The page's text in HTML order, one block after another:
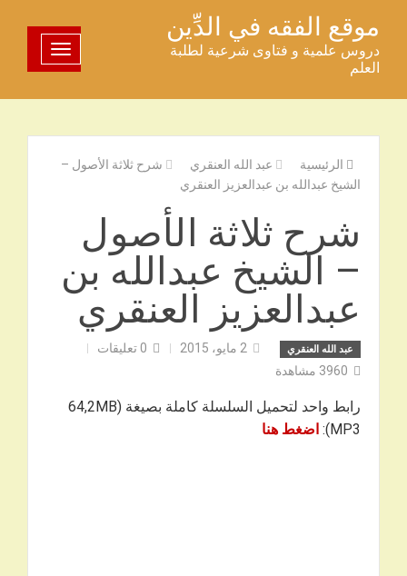
المحتوى
موقع الفقه في الدِّين
دروس علمية و فتاوى شرعية لطلبة
العلم
تبديل
الرئيسية عبد الله العنقري
شرح ثلاثة الأصول –
الشيخ عبدالله بن عبدالعزيز العنقري
شرح ثلاثة الأصول
– الشيخ عبدالله بن
عبدالعزيز العنقري
عبد الله العنقري 2 مايو، 2015 0تعليقات
3960 مشاهدة
رابط واحد لتحميل السلسلة كاملة بصيغة 64,2MB)
MP3):
اضغط هنا